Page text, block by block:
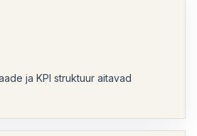
ja KPI struktuur aitavad